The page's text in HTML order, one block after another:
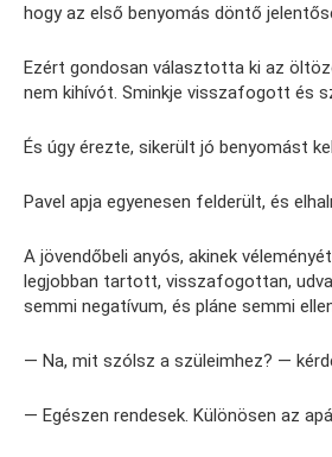
hogy az első benyomás döntő
Ezért gondosan választotta ki az
nem kihívót. Sminkje visszafogott és
És úgy érezte, sikerült jó benyomást
Pavel apja egyenesen felderült, és
A jövendőbeli anyós, akinek
legjobban tartott, visszafogottan,
semmi negatívum, és pláne semmi
— Na, mit szólsz a szüleimhez? —
— Egészen rendesek. Különösen az